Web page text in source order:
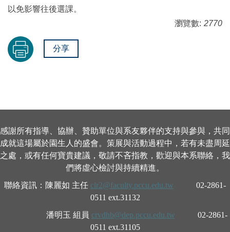
以免影響往後選課。
瀏覽數: 2770
分享
感謝所有指導、協辦、贊助單位與系友夥伴的支持與參與，共同
成就這場屬於園生人的盛會。策展與活動過程中，若有未盡周延
之處，或有任何寶貴建議，敬請不吝指教，歡迎與本系聯絡，我
們將虛心檢討與持續精進。
聯絡資訊：陳麗如 主任 clr2@faculty.pccu.edu.tw
02-2861-
0511 ext.31132
潘明玉 組員 crvdhb@dep.pccu.edu.tw
02-2861-
0511 ext.31105